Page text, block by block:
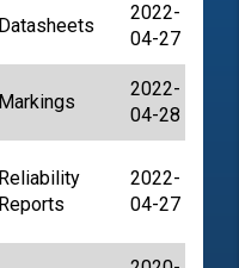
Datasheets
2022-
04-27
Markings
2022-
04-28
Reliability
Reports
2022-
04-27